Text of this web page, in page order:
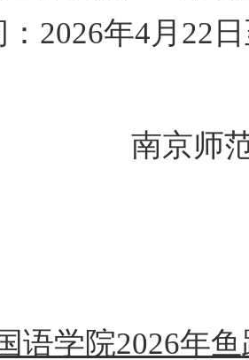
2026年4月 22
南京师
语学院2026年